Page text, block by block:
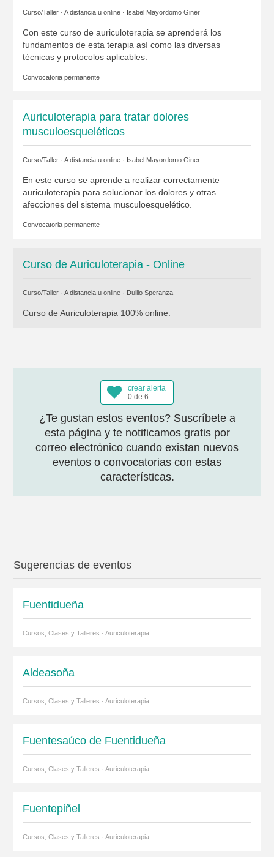
Curso/Taller · A distancia u online · Isabel Mayordomo Giner
Con este curso de auriculoterapia se aprenderá los
fundamentos de esta terapia así como las diversas
técnicas y protocolos aplicables.
Convocatoria permanente
Auriculoterapia para tratar dolores
musculoesqueléticos
Curso/Taller · A distancia u online · Isabel Mayordomo Giner
En este curso se aprende a realizar correctamente
auriculoterapia para solucionar los dolores y otras
afecciones del sistema musculoesquelético.
Convocatoria permanente
Curso de Auriculoterapia - Online
Curso/Taller · A distancia u online · Duilio Speranza
Curso de Auriculoterapia 100% online.
crear alerta
0 de 6
¿Te gustan estos eventos? Suscríbete a
esta página y te notificamos gratis por
correo electrónico cuando existan nuevos
eventos o convocatorias con estas
características.
Sugerencias de eventos
Fuentidueña
Cursos, Clases y Talleres · Auriculoterapia
Aldeasoña
Cursos, Clases y Talleres · Auriculoterapia
Fuentesaúco de Fuentidueña
Cursos, Clases y Talleres · Auriculoterapia
Fuentepiñel
Cursos, Clases y Talleres · Auriculoterapia